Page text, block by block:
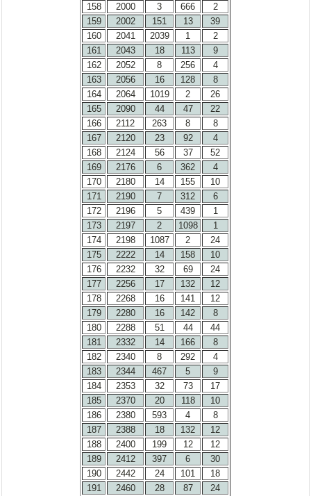
158
2000 3 666
2
159
2002 151 13
39
160
2041 2039 1
2
161
2043 18 113
9
162
2052 8 256
4
163
2056 16 128
8
164
2064 1019 2
26
165
2090 44 47
22
166
2112 263 8
8
167
2120 23 92
4
168
2124 56 37
52
169
2176 6 362
4
170
2180 14 155
10
171
2190 7 312
6
172
2196 5 439
1
173
2197 2 1098
1
174
2198 1087 2
24
175
2222 14 158
10
176
2232 32 69
24
177
2256 17 132
12
178
2268 16 141
12
179
2280 16 142
8
180
2288 51 44
44
181
2332 14 166
8
182
2340 8 292
4
183
2344 467 5
9
184
2353 32 73
17
185
2370 20 118
10
186
2380 593 4
8
187
2388 18 132
12
188
2400 199 12
12
189
2412 397 6
30
190
2442 24 101
18
191
2460 28 87
24